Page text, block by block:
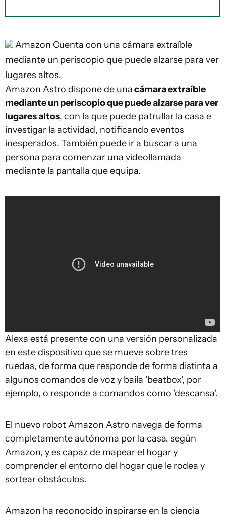
Amazon Cuenta con una cámara extraíble
mediante un periscopio que puede alzarse para ver
lugares altos.
Amazon Astro dispone de unacámara extraíble
mediante un periscopio que puede alzarse para ver
lugares altos, con la que puede patrullar la casa e
investigar la actividad, notificando eventos
inesperados. También puede ir a buscar a una
persona para comenzar una videollamada
mediante la pantalla que equipa.
Alexa está presente con una versión personalizada
en este dispositivo que se mueve sobre tres
ruedas, de forma que responde de forma distinta a
algunos comandos de voz y baila 'beatbox', por
ejemplo, o responde a comandos como 'descansa'.
El nuevo robot Amazon Astro navega de forma
completamente autónoma por la casa, según
Amazon, y es capaz de mapear el hogar y
comprender el entorno del hogar que le rodea y
sortear obstáculos.
Amazon ha reconocido inspirarse en la ciencia